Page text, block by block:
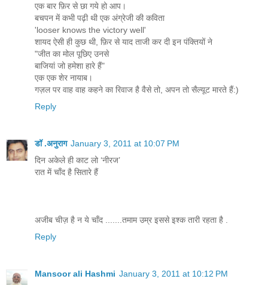
एक बार फ़िर से छा गये हो आप।
बचपन में कभी पढ़ी थी एक अंग्रेजी की कविता
'looser knows the victory well'
शायद ऐसी ही कुछ थी, फ़िर से याद ताजी कर दी इन पंक्तियों ने
"जीत का मोल पूछिए उनसे
बाजियां जो हमेशा हारे हैं"
एक एक शेर नायाब।
गज़ल पर वाह वाह कहने का रिवाज है वैसे तो, अपन तो सैल्यूट मारते हैं:)
Reply
डॉ .अनुराग January 3, 2011 at 10:07 PM
दिन अकेले ही काट लो ‘नीरज’
रात में चाँद है सितारे हैं
अजीब चीज़ है न ये चाँद .......तमाम उम्र इससे इश्क तारी रहता है .
Reply
Mansoor ali Hashmi January 3, 2011 at 10:12 PM